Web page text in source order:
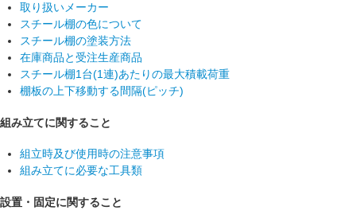
取り扱いメーカー
スチール棚の色について
スチール棚の塗装方法
在庫商品と受注生産商品
スチール棚1台(1連)あたりの最大積載荷重
棚板の上下移動する間隔(ピッチ)
組み立てに関すること
組立時及び使用時の注意事項
組み立てに必要な工具類
設置・固定に関すること